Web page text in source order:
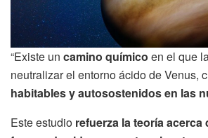
“Existe un camino químico en el que
neutralizar el entorno ácido de Venus,
habitables y autosostenidosen las
Este estudio refuerza la teoría acerca